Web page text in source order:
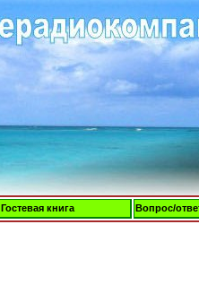
Гостевая книга Вопрос/